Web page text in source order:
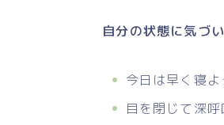
自分の状態に気づ
今日は早く寝よ
目を閉じて深呼